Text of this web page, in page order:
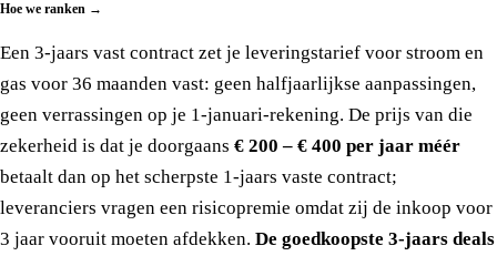
Hoe we ranken →
Een 3-jaars vast contract zet je leveringstarief voor stroom en
gas voor 36 maanden vast: geen halfjaarlijkse aanpassingen,
geen verrassingen op je 1-januari-rekening. De prijs van die
zekerheid is dat je doorgaans € 200 – € 400 per jaar méér
betaalt dan op het scherpste 1-jaars vaste contract;
leveranciers vragen een risicopremie omdat zij de inkoop voor
3 jaar vooruit moeten afdekken. De goedkoopste 3-jaars deals